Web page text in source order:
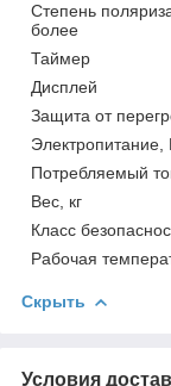
Степень
более
Таймер
Дисплей
Защита от
Электропитание,
Потребляемый
Вес, кг
Класс
Рабочая
Скрыть
Условия